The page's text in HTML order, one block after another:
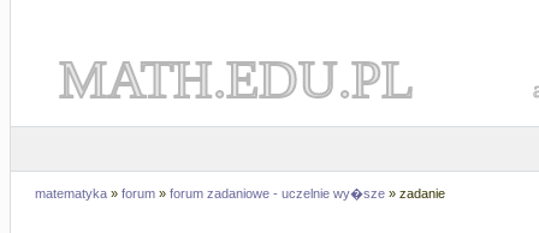
MATH.EDU.PL
matematyka » forum » forum zadaniowe - uczelnie wy�sze » zadanie